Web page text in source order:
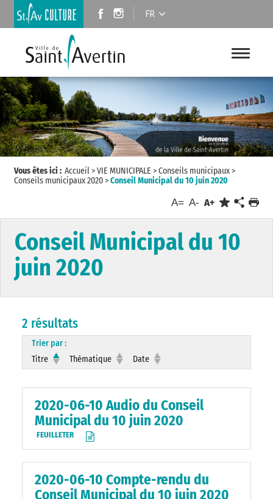
FR
Vous êtes ici : Accueil>VIE MUNICIPALE >Conseils municipaux>
Conseils municipaux 2020>Conseil Municipal du 10 juin 2020
A= A- A+
Conseil Municipal du 10
juin 2020
2 résultats
Trier par :
Titre
Thématique Date
2020-06-10 Audio du Conseil
Municipal du 10 juin 2020
FEUILLETER
2020-06-10 Compte-rendu du
Conseil Municipal du 10 juin 2020